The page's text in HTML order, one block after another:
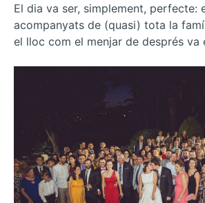
El dia va ser, simplement, perfecte:
acompanyats de (quasi) tota la
el lloc com el menjar de després va